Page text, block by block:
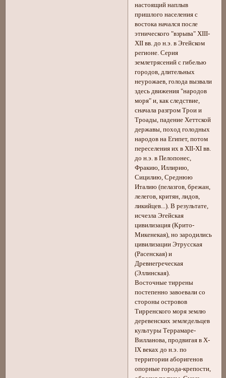
настоящий наплыв
пришлого населения с
востока начался после
этнического "взрыва" XIII-
ХII вв. до н.э. в Эгейском
регионе. Серия
землетрясений с гибелью
городов, длительных
неурожаев, голода вызвали
здесь движения "народов
моря" и, как следствие,
сначала разгром Трои и
Троады, падение Хеттской
державы, поход голодных
народов на Египет, потом
переселения их в XII-XI вв.
до н.э. в Пелопонес,
Фракию, Иллирию,
Сицилию, Среднюю
Италию (пелазгов, брежан,
лелегов, критян, лидов,
ликийцев...). В результате,
исчезла Эгейская
цивилизация (Крито-
Микенекая), но зародились
цивилизации Этрусская
(Расенская) и
Древнегреческая
(Эллинская).
Восточные тиррены
постепенно завоевали со
стороны островов
Тирренского моря землю
деревенских земледельцев
культуры Террамаре-
Вилланова, продвигая в X-
IX веках до н.э. по
территории аборигенов
опорные города-крепости,